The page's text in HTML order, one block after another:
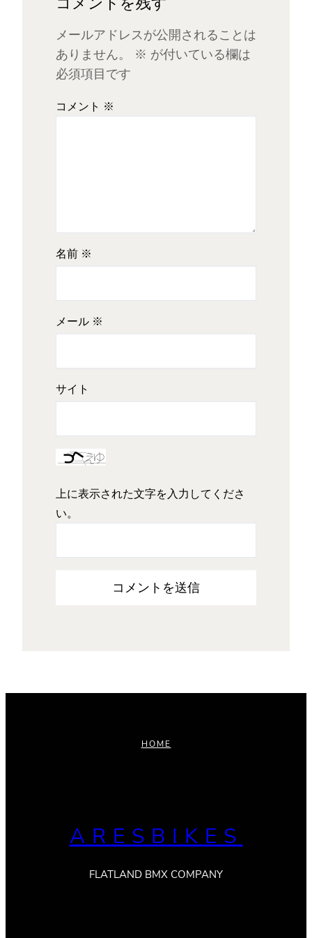
コメントを残す
メールアドレスが公開されることは
ありません。
※ が付いている欄は
必須項目です
コメント ※
名前 ※
メール ※
サイト
上に表示された文字を入力してくださ
い。
HOME
ARESBIKES
FLATLAND BMX COMPANY